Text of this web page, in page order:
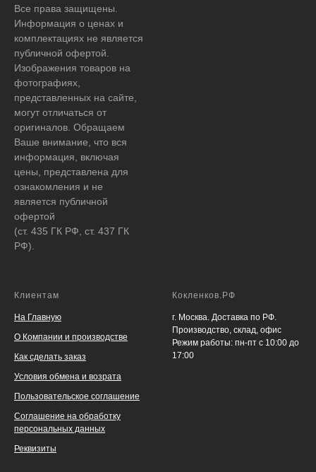
Все права защищены.
Информация о ценах и
комплектациях не является
публичной офертой.
Изображения товаров на
фотографиях,
представленных на сайте,
могут отличаться от
оригиналов. Обращаем
Ваше внимание, что вся
информация, включая
цены, представлена для
ознакомления и не
является публичной
офертой
(ст. 435 ГК РФ, ст. 437 ГК
РФ).
Клиентам
На Главную
О Компании и производстве
Как сделать заказ
Условия обмена и возрата
Пользовательское соглашение
Соглашение на обработку
персональных данных
Реквизиты
Кокленков.РФ
г. Москва. Доставка по РФ.
Производство, склад, офис
Режим работы: пн-пт с 10:00 до
17:00